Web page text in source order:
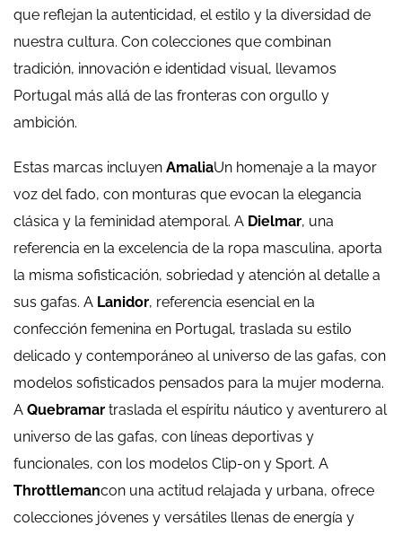
que reflejan la autenticidad, el estilo y la diversidad de
nuestra cultura. Con colecciones que combinan
tradición, innovación e identidad visual, llevamos
Portugal más allá de las fronteras con orgullo y
ambición.
Estas marcas incluyen AmaliaUn homenaje a la mayor
voz del fado, con monturas que evocan la elegancia
clásica y la feminidad atemporal. A Dielmar, una
referencia en la excelencia de la ropa masculina, aporta
la misma sofisticación, sobriedad y atención al detalle a
sus gafas. A Lanidor, referencia esencial en la
confección femenina en Portugal, traslada su estilo
delicado y contemporáneo al universo de las gafas, con
modelos sofisticados pensados para la mujer moderna.
A Quebramar traslada el espíritu náutico y aventurero al
universo de las gafas, con líneas deportivas y
funcionales, con los modelos Clip-on y Sport. A
Throttlemancon una actitud relajada y urbana, ofrece
colecciones jóvenes y versátiles llenas de energía y